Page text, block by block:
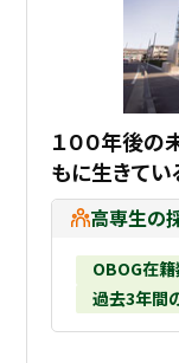
１００年後の
もに生きてい
高専生の
OBOG在
過去3年間